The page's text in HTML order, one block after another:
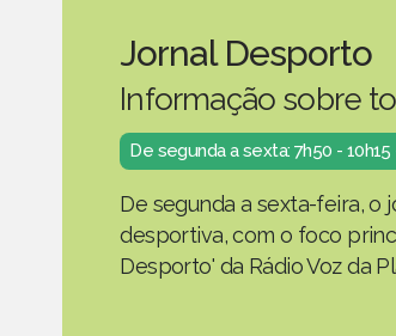
Jornal Desporto
Informação sobre
De segunda a sexta: 7h50 - 10h15
De segunda a sexta-feira, o
desportiva, com o foco
Desporto' da Rádio Voz da